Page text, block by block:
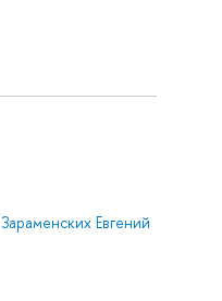
Зараменских Евгений